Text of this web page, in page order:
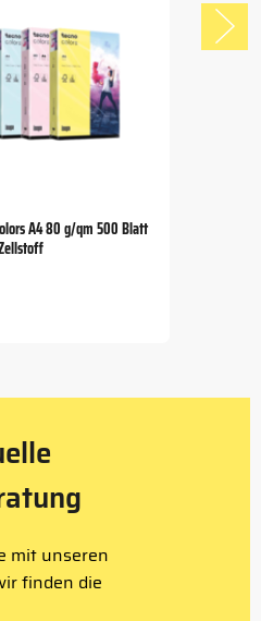
A4 80 g/qm 500 Blatt
mit unseren
finden die